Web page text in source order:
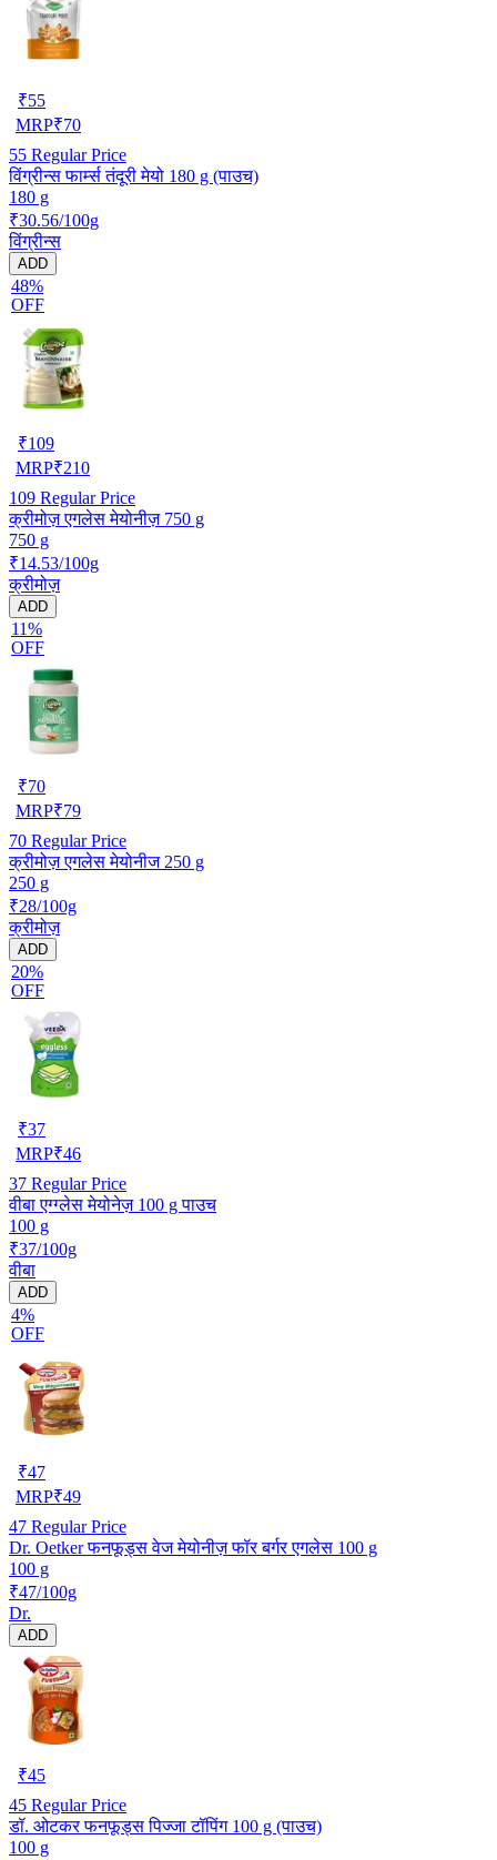
₹55
MRP₹70
55 Regular Price
विंग्रीन्स फार्म्स तंदूरी मेयो 180 g (पाउच)
180 g
₹30.56/100g
विंग्रीन्स
ADD
48%
OFF
₹109
MRP₹210
109 Regular Price
क्रीमोज़ एगलेस मेयोनीज़ 750 g
750 g
₹14.53/100g
क्रीमोज़
ADD
11%
OFF
₹70
MRP₹79
70 Regular Price
क्रीमोज़ एगलेस मेयोनीज 250 g
250 g
₹28/100g
क्रीमोज़
ADD
20%
OFF
₹37
MRP₹46
37 Regular Price
वीबा एग्ग्लेस मेयोनेज़ 100 g पाउच
100 g
₹37/100g
वीबा
ADD
4%
OFF
₹47
MRP₹49
47 Regular Price
Dr. Oetker फनफूड्स वेज मेयोनीज़ फॉर बर्गर एगलेस 100 g
100 g
₹47/100g
Dr.
ADD
₹45
45 Regular Price
डॉ. ओटकर फनफूड्स पिज्जा टॉपिंग 100 g (पाउच)
100 g